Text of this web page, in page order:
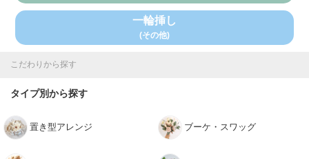
一輪挿し
(その他)
こだわりから探す
タイプ別から探す
置き型アレンジ ブーケ・スワッグ